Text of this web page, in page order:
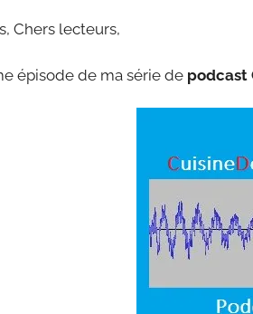
Chers lecteurs,
épisode de ma série de podcast